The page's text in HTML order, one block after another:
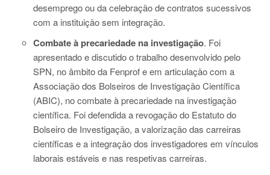
desemprego ou da celebração de contratos sucessivos
com a instituição sem integração.
Combate à precariedade na investigação. Foi
apresentado e discutido o trabalho desenvolvido pelo
SPN, no âmbito da Fenprof e em articulação com a
Associação dos Bolseiros de Investigação Científica
(ABIC), no combate à precariedade na investigação
científica. Foi defendida a revogação do Estatuto do
Bolseiro de Investigação, a valorização das carreiras
científicas e a integração dos investigadores em vínculos
laborais estáveis e nas respetivas carreiras.